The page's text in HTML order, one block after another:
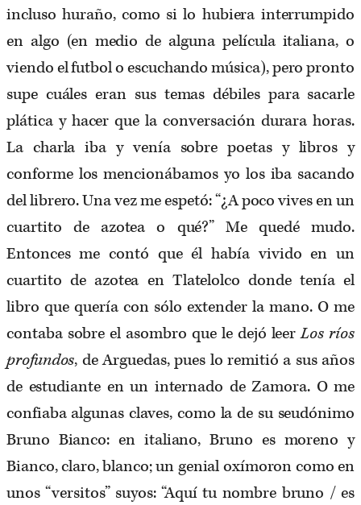
incluso huraño, como si lo hubiera interrumpido
en algo (en medio de alguna película italiana, o
viendo el futbol o escuchando música), pero pronto
supe cuáles eran sus temas débiles para sacarle
plática y hacer que la conversación durara horas.
La charla iba y venía sobre poetas y libros y
conforme los mencionábamos yo los iba sacando
del librero. Una vez me espetó: “¿A poco vives en un
cuartito de azotea o qué?” Me quedé mudo.
Entonces me contó que él había vivido en un
cuartito de azotea en Tlatelolco donde tenía el
libro que quería con sólo extender la mano. O me
contaba sobre el asombro que le dejó leerLos ríos
profundos, de Arguedas, pues lo remitió a sus años
de estudiante en un internado de Zamora. O me
confiaba algunas claves, como la de su seudónimo
Bruno Bianco: en italiano, Bruno es moreno y
Bianco, claro, blanco; un genial oxímoron como en
unos “versitos” suyos: “Aquí tu nombre bruno / es